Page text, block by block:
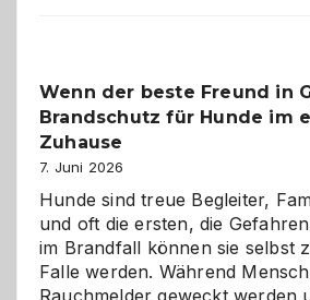
und
herzlich
Wenn der beste Freund in
Brandschutz für Hunde im
Zuhause
7. Juni 2026
Hunde sind treue Begleiter,
und oft die ersten, die
im Brandfall können sie selbst
Falle werden. Während
Rauchmelder geweckt werden